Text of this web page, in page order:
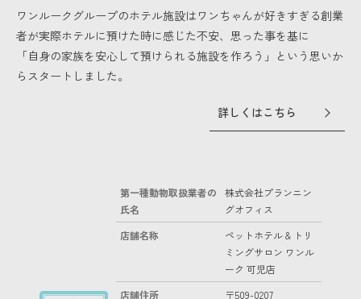
ワンルークグループのホテル施設はワンちゃんが好きすぎる創業
者が実際ホテルに預けた時に感じた不安、思った事を基に
「自身の家族を安心して預けられる施設を作ろう」という思いか
らスタートしました。
詳しくはこちら
第一種動物取扱業者の
氏名
株式会社プランニン
グオフィス
店舗名称
ペットホテル & トリ
ミングサロン ワンル
ーク 可児店
店舗住所
〒509-0207